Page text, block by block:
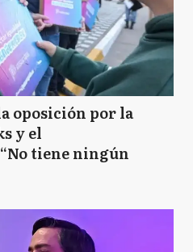
oposición por la
y el
tiene ningún